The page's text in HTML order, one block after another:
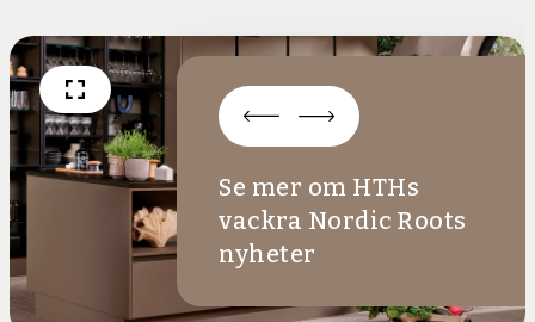
Se mer om HTHs
vackra Nordic Roots
nyheter